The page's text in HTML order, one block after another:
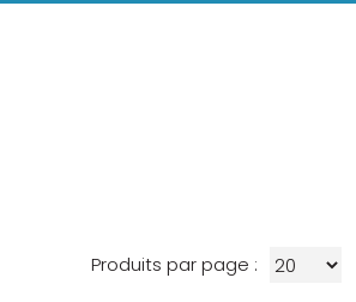
Produits par page :